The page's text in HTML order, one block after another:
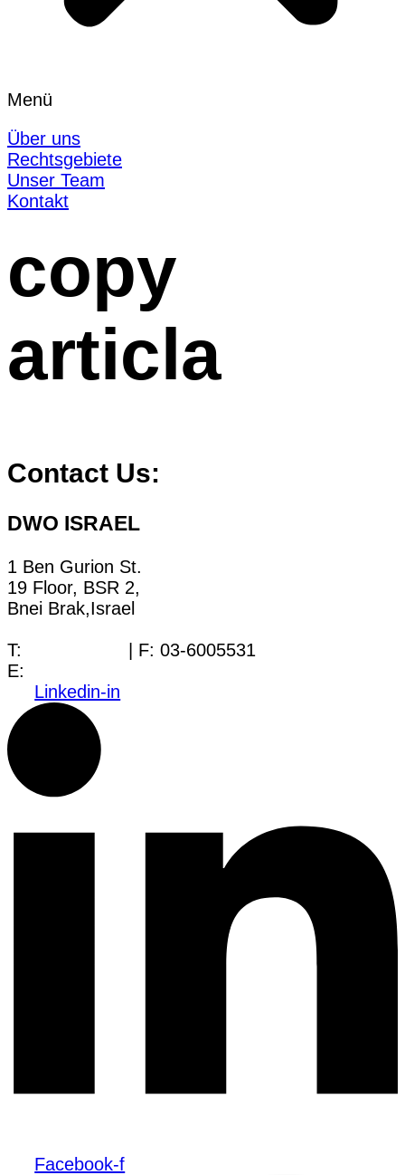
Menü
Über uns
Rechtsgebiete
Unser Team
Kontakt
copy
articla
Contact Us:
DWO ISRAEL
1 Ben Gurion St.
19 Floor, BSR 2,
Bnei Brak,Israel
T:
| F: 03-6005531
E:
Linkedin-in
Facebook-f